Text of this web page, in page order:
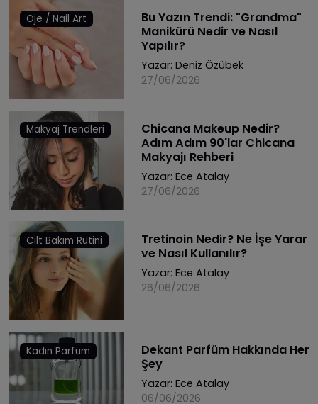
Oje / Nail Art
Bu Yazın Trendi: "Grandma"
Manikürü Nedir ve Nasıl
Yapılır?
Yazar: Deniz Özübek
27/06/2026
Makyaj Trendleri
Chicana Makeup Nedir?
Adım Adım 90'lar Chicana
Makyajı Rehberi
Yazar: Ece Atalay
27/06/2026
Cilt Bakım Rutini
Tretinoin Nedir? Ne İşe Yarar
ve Nasıl Kullanılır?
Yazar: Ece Atalay
26/06/2026
Kadın Parfüm
Dekant Parfüm Hakkında Her
Şey
Yazar: Ece Atalay
06/06/2026